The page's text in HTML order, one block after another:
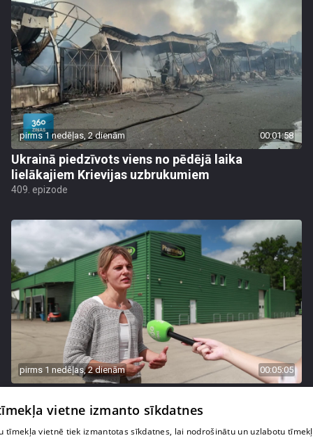
pirms 1 nedēļas, 2 dienām 00:01:58
Ukrainā piedzīvots viens no pēdējā laika
lielākajiem Krievijas uzbrukumiem
409. epizode
pirms 1 nedēļas, 2 dienām 00:05:05
cenu? vietne izmanto sīkdatnes
tīmekļa vietnē tiek izmantotas sīkdatnes, lai nodrošinātu un uzlabotu